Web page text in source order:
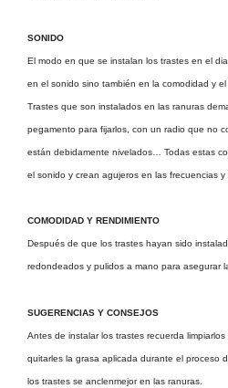
SONIDO
El modo en que se instalan los trastes en el
en el sonido sino también en la comodidad y
Trastes que son instalados en las ranuras
pegamento para fijarlos, con un radio que no
están debidamente nivelados… Todas estas
el sonido y crean agujeros en las frecuencias y
COMODIDAD Y RENDIMIENTO
Después de que los trastes hayan sido
redondeados y pulidos a mano para asegurar
SUGERENCIAS Y CONSEJOS
Antes de instalar los trastes recuerda
quitarles la grasa aplicada durante el proceso
los trastes se anclenmejor en las ranuras.